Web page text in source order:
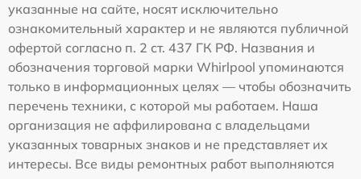
указанные на сайте, носят исключительно
ознакомительный характер и не являются публичной
офертой согласно п. 2 ст. 437 ГК РФ. Названия и
обозначения торговой марки Whirlpool упоминаются
только в информационных целях — чтобы обозначить
перечень техники, с которой мы работаем. Наша
организация не аффилирована с владельцами
указанных товарных знаков и не представляет их
интересы. Все виды ремонтных работ выполняются